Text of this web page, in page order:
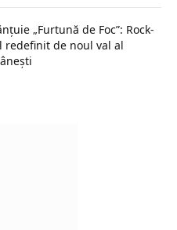
„Furtună de Foc”: Rock-
redefinit de noul val al